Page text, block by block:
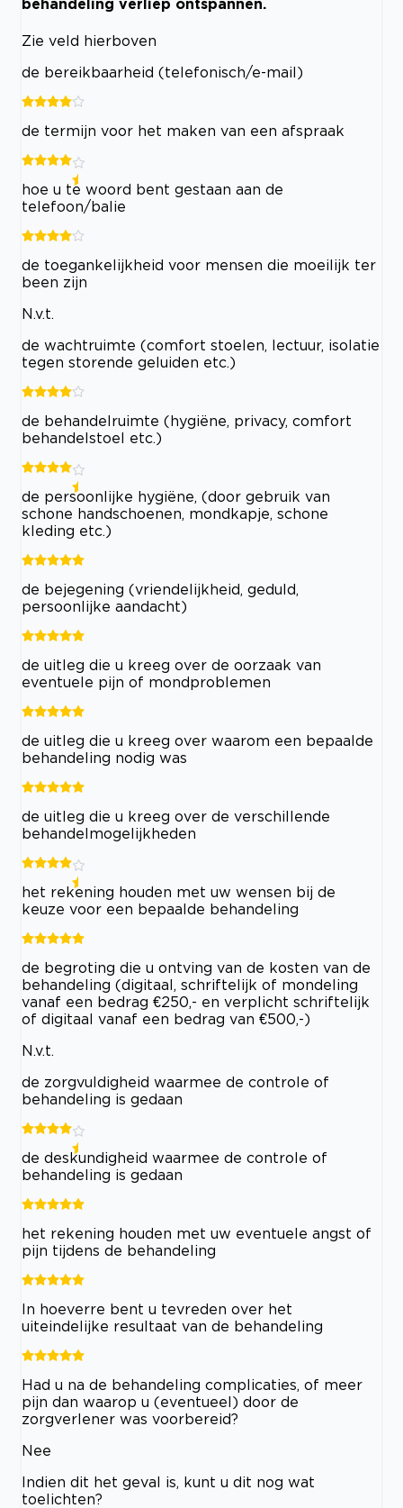
behandeling verliep ontspannen.
Zie veld hierboven
de bereikbaarheid (telefonisch/e-mail)
de termijn voor het maken van een afspraak
hoe u te woord bent gestaan aan de
telefoon/balie
de toegankelijkheid voor mensen die moeilijk ter
been zijn
N.v.t.
de wachtruimte (comfort stoelen, lectuur, isolatie
tegen storende geluiden etc.)
de behandelruimte (hygiëne, privacy, comfort
behandelstoel etc.)
de persoonlijke hygiëne, (door gebruik van
schone handschoenen, mondkapje, schone
kleding etc.)
de bejegening (vriendelijkheid, geduld,
persoonlijke aandacht)
de uitleg die u kreeg over de oorzaak van
eventuele pijn of mondproblemen
de uitleg die u kreeg over waarom een bepaalde
behandeling nodig was
de uitleg die u kreeg over de verschillende
behandelmogelijkheden
het rekening houden met uw wensen bij de
keuze voor een bepaalde behandeling
de begroting die u ontving van de kosten van de
behandeling (digitaal, schriftelijk of mondeling
vanaf een bedrag €250,- en verplicht schriftelijk
of digitaal vanaf een bedrag van €500,-)
N.v.t.
de zorgvuldigheid waarmee de controle of
behandeling is gedaan
de deskundigheid waarmee de controle of
behandeling is gedaan
het rekening houden met uw eventuele angst of
pijn tijdens de behandeling
In hoeverre bent u tevreden over het
uiteindelijke resultaat van de behandeling
Had u na de behandeling complicaties, of meer
pijn dan waarop u (eventueel) door de
zorgverlener was voorbereid?
Nee
Indien dit het geval is, kunt u dit nog wat
toelichten?